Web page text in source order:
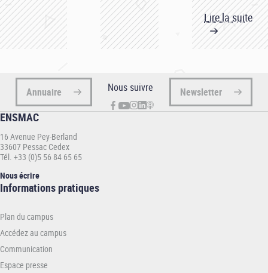
Lire la suite
Annuaire Nous suivre Newsletter
ENSMAC
16 Avenue Pey-Berland
33607 Pessac Cedex
Tél. +33 (0)5 56 84 65 65
Nous écrire
Informations
ENSMAC
Informations pratiques
Plan du campus
Accédez au campus
Communication
Espace presse